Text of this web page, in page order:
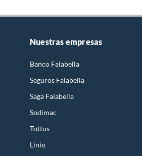
Nuestras empresas
Banco Falabella
Seguros Falabella
Saga Falabella
Sodimac
Tottus
Linio